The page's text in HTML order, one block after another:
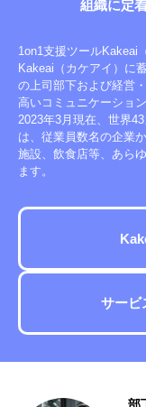
組織に定
1on1支援ツールKakeai
Kakeai（カケアイ）に
の上司部下および経営
高いコミュニケーショ
2023年3月現在、世界
は、従業員数名の企業
施設、飲食店等、あら
ます。
サービ